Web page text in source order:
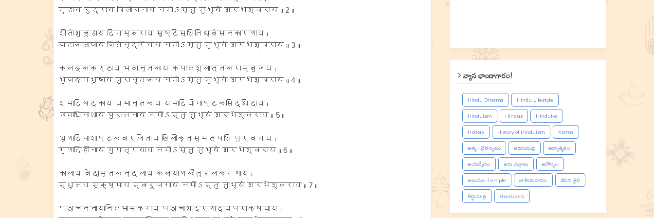
मृडाय रुद्राय विलोचनाय नमोऽस्तु तुभ्यं शरभेश्वराय ॥ 2 ॥
शीतांशुचूडाय दिगम्बराय सृष्टिस्थितिध्वंसनकारणाय ।
जटाकलापाय जितेन्द्रियाय नमोऽस्तु तुभ्यं शरभेश्वराय ॥ 3 ॥
कलङ्ककण्ठाय भवान्तकाय कपालशूलात्तकराम्बुजाय ।
भुजङ्गभूषाय पुरान्तकाय नमोऽस्तु तुभ्यं शरभेश्वराय ॥ 4 ॥
शमादिषट्काय यमान्तकाय यमादियोगाष्टकसिद्धिदाय ।
उमाधिनाथाय पुरातनाय नमोऽस्तु तुभ्यं शरभेश्वराय ॥ 5 ॥
घृणादिपाशाष्टकवर्जिताय खिलीकृतास्मत्पथि पूर्वगाय ।
गुणादिहीनाय गुणत्रयाय नमोऽस्तु तुभ्यं शरभेश्वराय ॥ 6 ॥
कालाय वेदामृतकन्दलाय कल्याणकौतूहलकारणाय ।
स्थूलाय सूक्ष्माय स्वरूपगाय नमोऽस्तु तुभ्यं शरभेश्वराय ॥ 7 ॥
पञ्चाननायानिलभास्कराय पञ्चाशदर्णाद्यपराक्षयाय ।
వ్యాస భాండాగారం!
Hindu Dharma
Hindu Lifestyle
Hinduism
Hindus
Hindutva
History
History of Hinduism
Karma
ఆత్మ - చైతన్యము
ఆదిగురువు
ఆధ్యాత్మికం
ఆయర్వేదం
ఆరు చక్రాలు
ఆరోగ్యం
ఆలయం-Temple
జాతీయవాదం
జీవన శైలి
తీర్థయాత్ర
తెలుగు భాష